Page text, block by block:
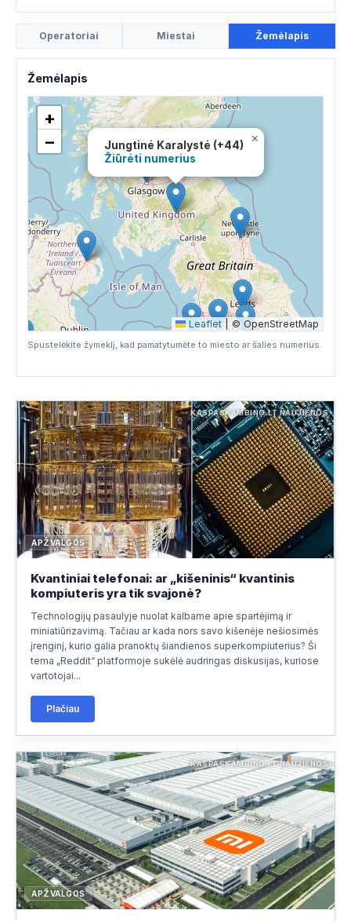
Operatoriai Miestai Žemėlapis
Žemėlapis
Jungtinė Karalystė (+44)
Žiūrėti numerius
×
+
−
Leaflet |© OpenStreetMap
Spustelėkite žymeklį, kad pamatytumėte to miesto ar šalies numerius.
KASPASKAMBINO.LT NAUJIENOS
APŽVALGOS
Kvantiniai telefonai: ar „kišeninis“ kvantinis
kompiuteris yra tik svajonė?
Technologijų pasaulyje nuolat kalbame apie spartėjimą ir
miniatiūrizavimą. Tačiau ar kada nors savo kišenėje nešiosimės
įrenginį, kurio galia pranoktų šiandienos superkompiuterius? Ši
tema „Reddit“ platformoje sukėlė audringas diskusijas, kuriose
vartotojai...
Plačiau
KASPASKAMBINO.LT NAUJIENOS
APŽVALGOS